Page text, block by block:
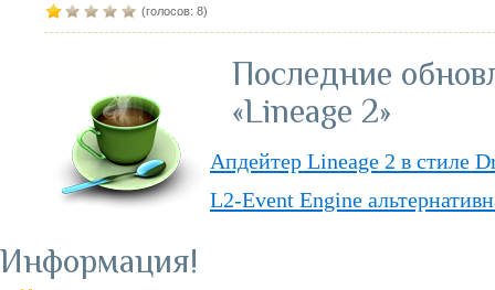
(голосов: 8)
Последние
«Lineage 2»
Апдейтер Lineage 2 в стиле
L2-Event Engine
Информация